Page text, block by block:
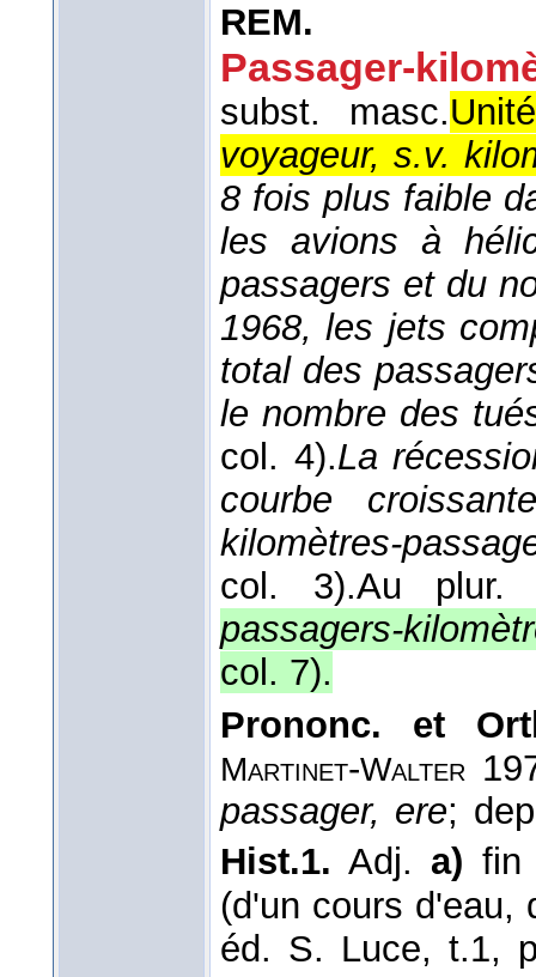
REM.
Passager-
subst. masc.
voyageur, s.v.
8 fois plus faible
les avions à
passagers et du
1968, les jets
total des
le nombre des
col. 4).La
courbe
kilomètres-
col. 3).Au plur.
passagers-
col. 7).
Prononc. et
Martinet-Walter
passager, ere;
Hist.1. Adj. a)
(d'un cours d'eau,
éd. S. Luce, t.1,